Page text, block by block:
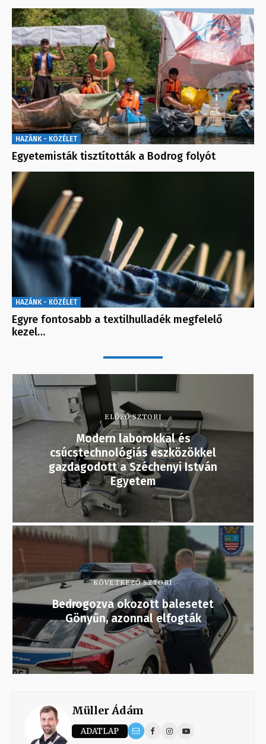
HAZÁNK - KÖZÉLET
Egyetemisták tisztították a Bodrog folyót
HAZÁNK - KÖZÉLET
Egyre fontosabb a textilhulladék megfelelő
kezel…
ELŐZŐ SZTORI
Modern laborokkal és
csúcstechnológiás eszközökkel
gazdagodott a Széchenyi István
Egyetem
KÖVETKEZŐ SZTORI
Bedrogozva okozott balesetet
Gönyűn, azonnal elfogták
Müller Ádám
ADATLAP